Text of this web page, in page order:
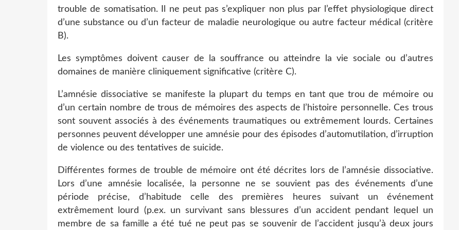
trouble de somatisation. Il ne peut pas s’expliquer non plus par l’effet physiologique direct
d’une substance ou d’un facteur de maladie neurologique ou autre facteur médical (critère
B).
Les symptômes doivent causer de la souffrance ou atteindre la vie sociale ou d’autres
domaines de manière cliniquement significative (critère C).
L’amnésie dissociative se manifeste la plupart du temps en tant que trou de mémoire ou
d’un certain nombre de trous de mémoires des aspects de l’histoire personnelle. Ces trous
sont souvent associés à des événements traumatiques ou extrêmement lourds. Certaines
personnes peuvent développer une amnésie pour des épisodes d’automutilation, d’irruption
de violence ou des tentatives de suicide.
Différentes formes de trouble de mémoire ont été décrites lors de l’amnésie dissociative.
Lors d’une amnésie localisée, la personne ne se souvient pas des événements d’une
période précise, d’habitude celle des premières heures suivant un événement
extrêmement lourd (p.ex. un survivant sans blessures d’un accident pendant lequel un
membre de sa famille a été tué ne peut pas se souvenir de l’accident jusqu’à deux jours